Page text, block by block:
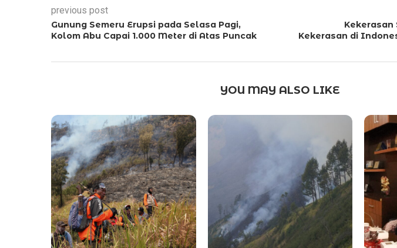
previous post
Gunung Semeru Erupsi pada Selasa Pagi,
Kolom Abu Capai 1.000 Meter di Atas Puncak
Kekerasan
Kekerasan di
YOU MAY ALSO LIKE